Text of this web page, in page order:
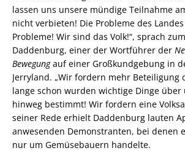
lassen uns unsere mündige Teilnahme
nicht verbieten! Die Probleme des
Probleme! Wir sind das Volk!“, sprach
Daddenburg, einer der Wortführer der
Bewegungauf einer Großkundgebung in
Jerryland. „Wir fordern mehr Beteiligung
lange schon wurden wichtige Dinge über
hinweg bestimmt! Wir fordern eine
seiner Rede erhielt Daddenburg lauten
anwesenden Demonstranten, bei denen
nur um Gemüsebauern handelte.